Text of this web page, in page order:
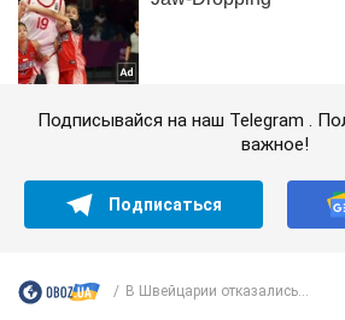
Подписывайся на наш Telegram .
важное!
Подписаться
В Швейцарии отказались...